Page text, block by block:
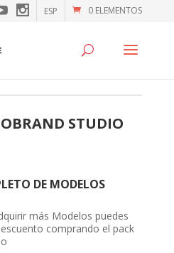
0 ELEMENTOS
ESP
STUDIO
DE MODELOS
más Modelos puedes
comprando el pack